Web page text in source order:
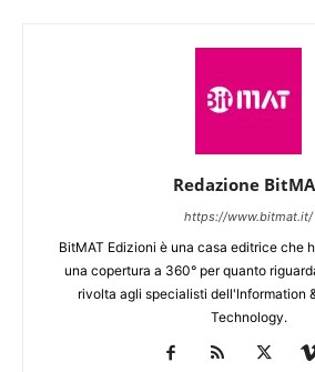
Redazione
https://www.bitmat.it/
BitMAT Edizioni è una casa editrice che
una copertura a 360° per quanto
rivolta agli specialisti dell'lnformation
Technology.